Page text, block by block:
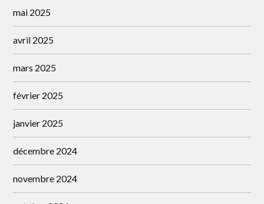
mai 2025
avril 2025
mars 2025
février 2025
janvier 2025
décembre 2024
novembre 2024